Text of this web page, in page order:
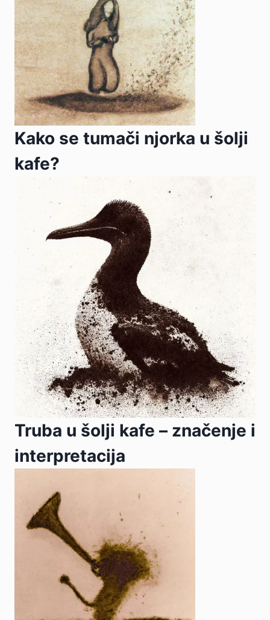
Kako se tumači njorka u šolji
kafe?
Truba u šolji kafe – značenje i
interpretacija